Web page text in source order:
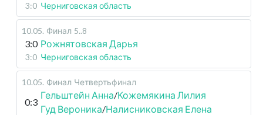
3:0 Черниговская область
10.05. Финал 5..8
3:0 Рожнятовская Дарья
3:0 Черниговская область
10.05. Финал Четвертьфинал
0:3
Гельштейн Анна/Кожемякина Лилия
Гуд Вероника/Налисниковская Елена